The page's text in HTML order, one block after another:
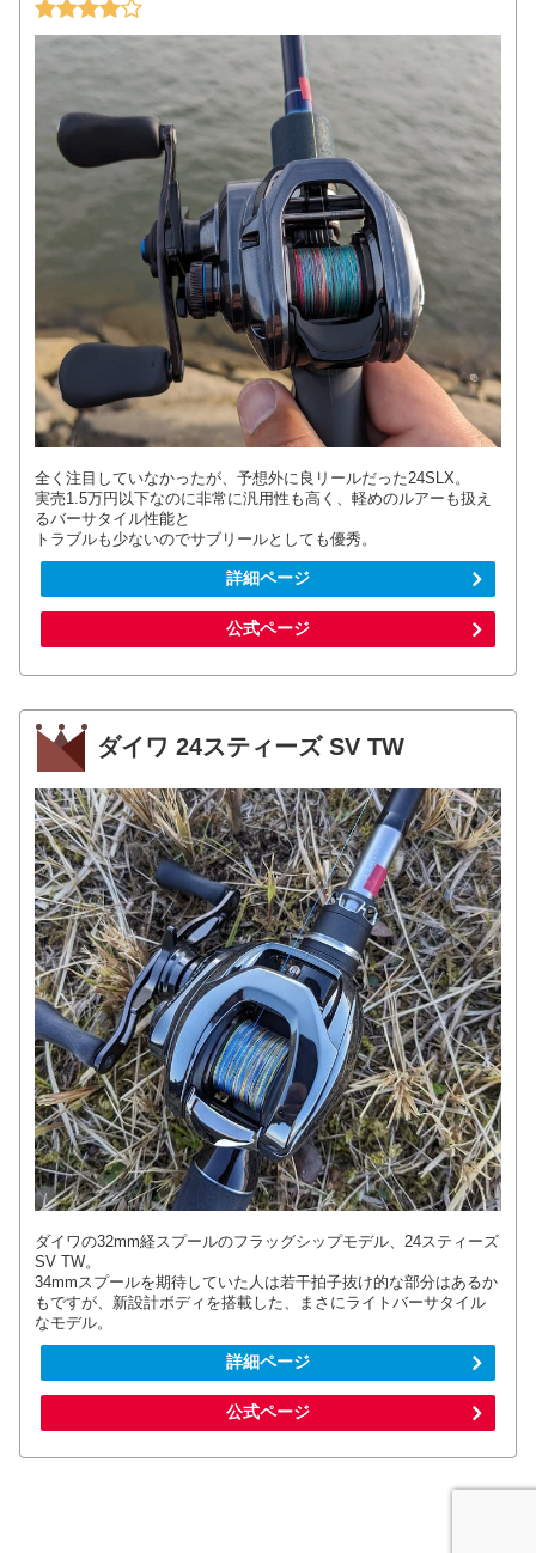
全く注目していなかったが、予想外に良リールだった24SLX。
実売1.5万円以下なのに非常に汎用性も高く、軽めのルアーも扱え
るバーサタイル性能と
トラブルも少ないのでサブリールとしても優秀。
詳細ページ
公式ページ
ダイワ 24スティーズ SV TW
ダイワの32mm経スプールのフラッグシップモデル、24スティーズ
SV TW。
34mmスプールを期待していた人は若干拍子抜け的な部分はあるか
もですが、新設計ボディを搭載した、まさにライトバーサタイル
なモデル。
詳細ページ
公式ページ